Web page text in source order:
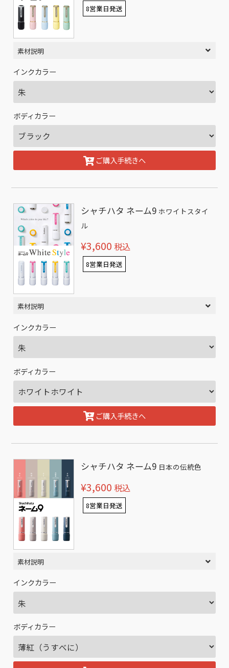
8営業日発送
素材説明
インクカラー
ボディカラー
ご購入手続きへ
シャチハタ ネーム9 ホワイトスタイ
ル
¥3,600 税込
8営業日発送
素材説明
インクカラー
ボディカラー
ご購入手続きへ
シャチハタ ネーム9 日本の伝統色
¥3,600 税込
8営業日発送
素材説明
インクカラー
ボディカラー